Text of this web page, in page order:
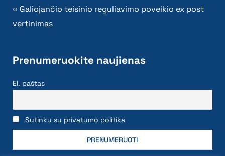
Galiojančio teisinio reguliavimo poveikio ex post
vertinimas
Prenumeruokite naujienas
El. paštas
Sutinku su privatumo politika